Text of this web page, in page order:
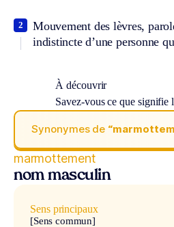
Mouvement des lèvres,
indistincte d’une personne
2
À découvrir
Savez-vous ce que signifie
Synonymes de
marmottement
nom masculin
Sens principaux
[Sens commun]